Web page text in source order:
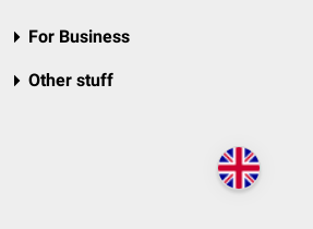
For Business
Other stuff